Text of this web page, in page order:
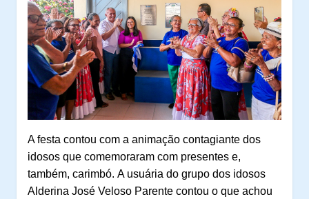
A festa contou com a animação contagiante dos
idosos que comemoraram com presentes e,
também, carimbó. A usuária do grupo dos idosos
Alderina José Veloso Parente contou o que achou